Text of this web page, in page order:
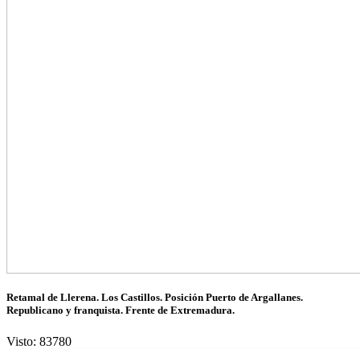
Retamal de Llerena. Los Castillos. Posición Puerto de Argallanes.
Republicano y franquista. Frente de Extremadura.
Visto: 83780